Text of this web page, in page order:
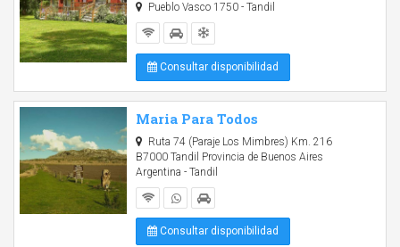
Pueblo Vasco 1750 - Tandil
Consultar disponibilidad
Maria Para Todos
Ruta 74 (Paraje Los Mimbres) Km. 216
B7000 Tandil Provincia de Buenos Aires
Argentina - Tandil
Consultar disponibilidad